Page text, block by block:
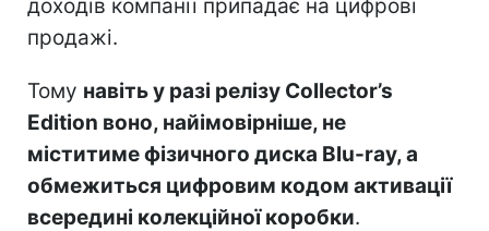
доходів компанії припадає на цифрові
продажі.
Тому навіть у разі релізу Collector’s
Edition воно, найімовірніше, не
міститиме фізичного диска Blu-ray, а
обмежиться цифровим кодом активації
всередині колекційної коробки.